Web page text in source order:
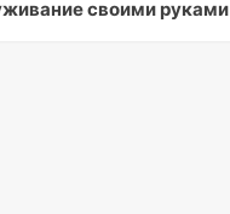
своими руками